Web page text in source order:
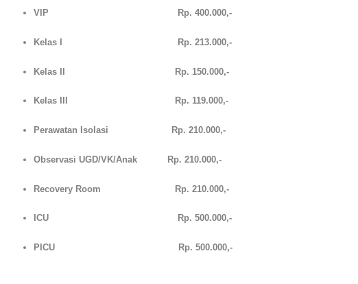
VIP Rp. 400.000,-
Kelas I Rp. 213.000,-
Kelas II Rp. 150.000,-
Kelas III Rp. 119.000,-
Perawatan Isolasi Rp. 210.000,-
Observasi UGD/VK/Anak Rp. 210.000,-
Recovery Room Rp. 210.000,-
ICU Rp. 500.000,-
PICU Rp. 500.000,-